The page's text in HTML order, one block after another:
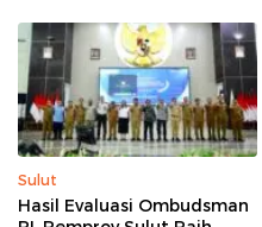
Sulut
Hasil Evaluasi Ombudsman